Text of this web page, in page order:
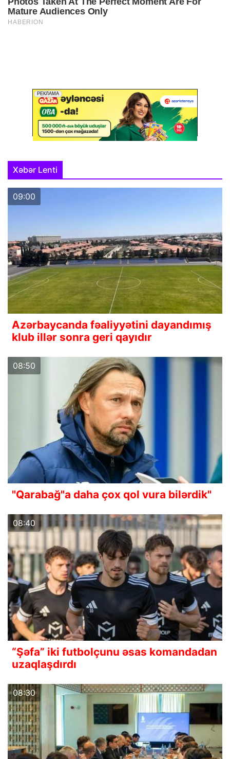
Xəbər Lenti
09:00
Azərbaycanda fəaliyyətini dayandımış
klub illər sonra geri qayıdır
08:50
"Qarabağ"a daha çox qol vura bilərdik"
08:40
“Şəfa” iki futbolçunu əsas komandadan
uzaqlaşdırdı
08:30